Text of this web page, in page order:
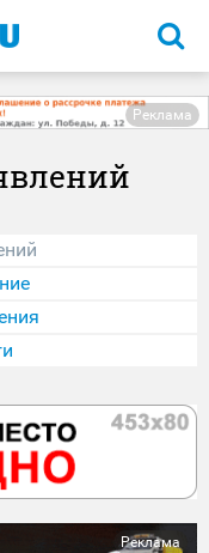
Реклама
Реклама